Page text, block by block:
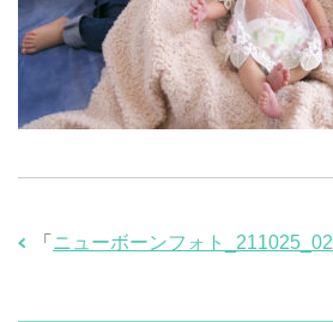
「 ニューボーンフォト_211025_02